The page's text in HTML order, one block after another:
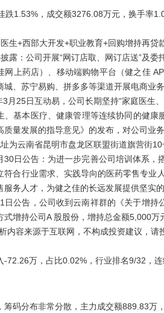
跌1.53%，成交额3276.08万元，换手率
生+西部大开发+职业教育+回购增持再贷
露：公司开展“网订店取、网订店送”及
网上药店）、移动端购物平台（健之佳
城、苏宁易购、拼多多等渠道开展电商业
月25日互动易，公司长期坚持“家庭医生
、基本医疗、健康管理等连续协同的健
质量发展的指导意见》的发布，对公司业
为云南省昆明市盘龙区联盟街道旗营街10
30日公告：为进一步完善公司培训体系，
符合行业需求、实践导向的医药零售专业
服务人才，为健之佳的长远发展提供坚实
日公告，公司收到云南祥群的《关于增
式增持公司A 股股份，增持总金额5,000
内容来源于互联网，不构成投资建议，请
-72.26万，占比0.02%，行业排名9/32，
筹码分布非常分散，主力成交额889.83万